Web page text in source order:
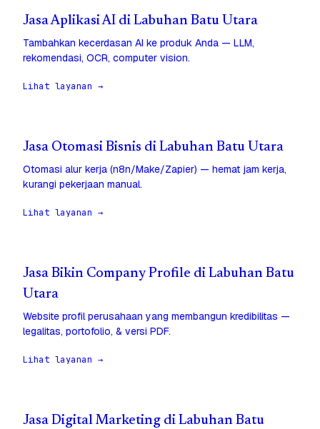
Jasa Aplikasi AI di Labuhan Batu Utara
Tambahkan kecerdasan AI ke produk Anda — LLM,
rekomendasi, OCR, computer vision.
Lihat layanan →
Jasa Otomasi Bisnis di Labuhan Batu Utara
Otomasi alur kerja (n8n/Make/Zapier) — hemat jam kerja,
kurangi pekerjaan manual.
Lihat layanan →
Jasa Bikin Company Profile di Labuhan Batu
Utara
Website profil perusahaan yang membangun kredibilitas —
legalitas, portofolio, & versi PDF.
Lihat layanan →
Jasa Digital Marketing di Labuhan Batu